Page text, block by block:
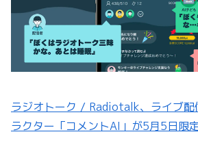
ラジオトーク / Radiotalk、ライブ配
ラクター「コメントAI」が5月5日限